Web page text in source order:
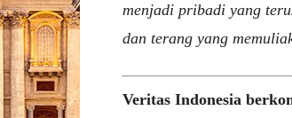
menjadi pribadi yang
dan terang yang
Veritas Indonesia